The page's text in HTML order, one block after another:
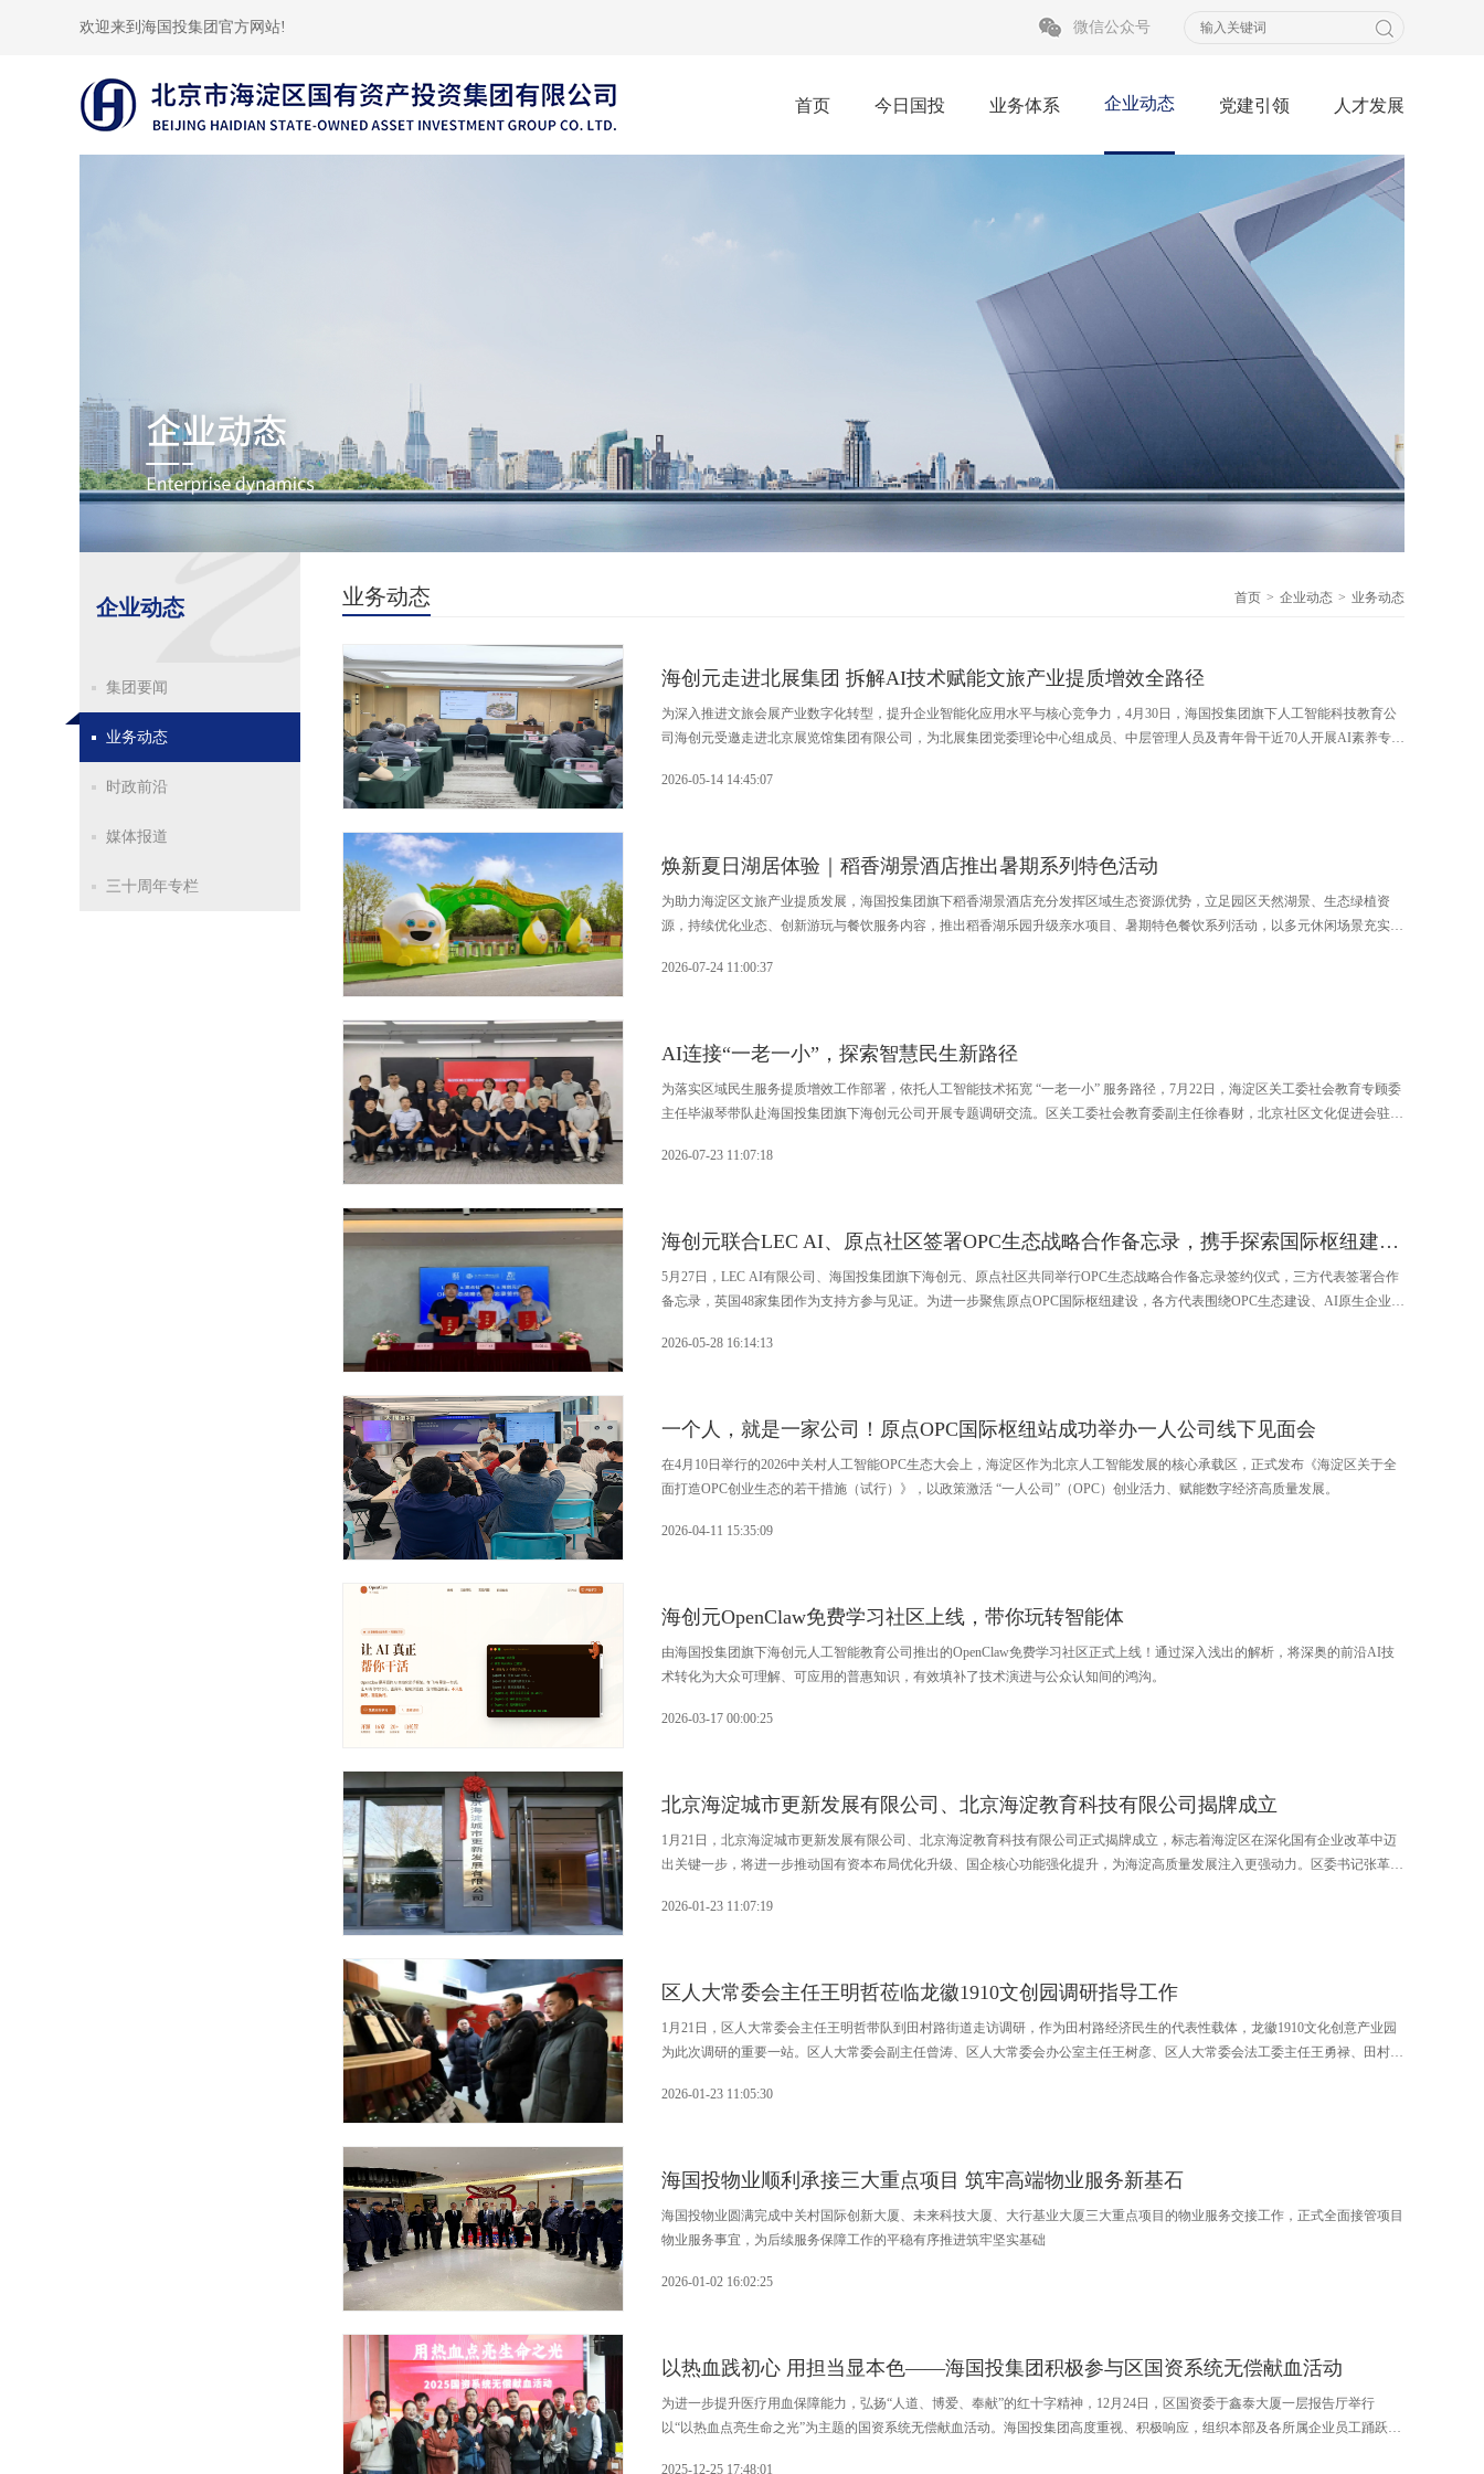
欢迎来到海国投集团官方网站! 微信公众号
首页 今日国投 业务体系 企业动态 党建引领 人才发展
企业动态
集团要闻
业务动态
时政前沿
媒体报道
三十周年专栏
业务动态 首页 企业动态 业务动态
海创元走进北展集团 拆解AI技术赋能文旅产业提质增效全路径
为深入推进文旅会展产业数字化转型，提升企业智能化应用水平与核心竞争力，4月30日，海国投集团旗下人工智能科技教育公
司海创元受邀走进北京展览馆集团有限公司，为北展集团党委理论中心组成员、中层管理人员及青年骨干近70人开展AI素养专题
2026-05-14 14:45:07
焕新夏日湖居体验｜稻香湖景酒店推出暑期系列特色活动
为助力海淀区文旅产业提质发展，海国投集团旗下稻香湖景酒店充分发挥区域生态资源优势，立足园区天然湖景、生态绿植资
源，持续优化业态、创新游玩与餐饮服务内容，推出稻香湖乐园升级亲水项目、暑期特色餐饮系列活动，以多元休闲场景充实夏
2026-07-24 11:00:37
AI连接“一老一小”，探索智慧民生新路径
为落实区域民生服务提质增效工作部署，依托人工智能技术拓宽 “一老一小” 服务路径，7月22日，海淀区关工委社会教育专顾委
主任毕淑琴带队赴海国投集团旗下海创元公司开展专题调研交流。区关工委社会教育委副主任徐春财，北京社区文化促进会驻会
工委打造的“薪火聚力、助企育才”五老工作室工作人员共同参与本次座谈。
2026-07-23 11:07:18
海创元联合LEC AI、原点社区签署OPC生态战略合作备忘录，携手探索国际枢纽建设新路径
5月27日，LEC AI有限公司、海国投集团旗下海创元、原点社区共同举行OPC生态战略合作备忘录签约仪式，三方代表签署合作
备忘录，英国48家集团作为支持方参与见证。为进一步聚焦原点OPC国际枢纽建设，各方代表围绕OPC生态建设、AI原生企业培
体系升级的新路径。
2026-05-28 16:14:13
一个人，就是一家公司！原点OPC国际枢纽站成功举办一人公司线下见面会
在4月10日举行的2026中关村人工智能OPC生态大会上，海淀区作为北京人工智能发展的核心承载区，正式发布《海淀区关于全
面打造OPC创业生态的若干措施（试行）》，以政策激活 “一人公司”（OPC）创业活力、赋能数字经济高质量发展。
2026-04-11 15:35:09
海创元OpenClaw免费学习社区上线，带你玩转智能体
由海国投集团旗下海创元人工智能教育公司推出的OpenClaw免费学习社区正式上线！通过深入浅出的解析，将深奥的前沿AI技
术转化为大众可理解、可应用的普惠知识，有效填补了技术演进与公众认知间的鸿沟。
2026-03-17 00:00:25
北京海淀城市更新发展有限公司、北京海淀教育科技有限公司揭牌成立
1月21日，北京海淀城市更新发展有限公司、北京海淀教育科技有限公司正式揭牌成立，标志着海淀区在深化国有企业改革中迈
出关键一步，将进一步推动国有资本布局优化升级、国企核心功能强化提升，为海淀高质量发展注入更强动力。区委书记张革，
2026-01-23 11:07:19
区人大常委会主任王明哲莅临龙徽1910文创园调研指导工作
1月21日，区人大常委会主任王明哲带队到田村路街道走访调研，作为田村路经济民生的代表性载体，龙徽1910文化创意产业园
为此次调研的重要一站。区人大常委会副主任曾涛、区人大常委会办公室主任王树彦、区人大常委会法工委主任王勇禄、田村路
跃、龙徽1910文创园总经理卢洋携公司领导班子全程接待。
2026-01-23 11:05:30
海国投物业顺利承接三大重点项目 筑牢高端物业服务新基石
海国投物业圆满完成中关村国际创新大厦、未来科技大厦、大行基业大厦三大重点项目的物业服务交接工作，正式全面接管项目
物业服务事宜，为后续服务保障工作的平稳有序推进筑牢坚实基础
2026-01-02 16:02:25
以热血践初心 用担当显本色——海国投集团积极参与区国资系统无偿献血活动
为进一步提升医疗用血保障能力，弘扬“人道、博爱、奉献”的红十字精神，12月24日，区国资委于鑫泰大厦一层报告厅举行
以“以热血点亮生命之光”为主题的国资系统无偿献血活动。海国投集团高度重视、积极响应，组织本部及各所属企业员工踊跃参
2025-12-25 17:48:01